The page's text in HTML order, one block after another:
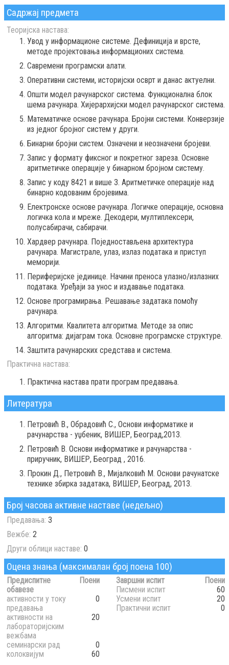
Садржај предмета
Теоријска настава:
Увод у информационе системе. Дефиниција и врсте,
методе пројектовања информационих система.
Савремени програмски алати.
Оперативни системи, историјски осврт и данас актуелни.
Општи модел рачунарског система. Функционална блок
шема рачунара. Хијерархијски модел рачунарског система.
Математичке основе рачунара. Бројни системи. Конверзије
из једног бројног систем у други.
Бинарни бројни систем. Означени и неозначени бројеви.
Запис у формату фиксног и покретног зареза. Основне
аритметичке операције у бинарном бројном систему.
Запис у коду 8421 и више 3. Аритметичке операције над
бинарно кодованим бројевима.
Електронске основе рачунара. Логичке операције, основна
логичка кола и мреже. Декодери, мултиплексери,
полусабирачи, сабирачи.
Хардвер рачунара. Поједностављена архитектура
рачунара. Магистрале, улаз, излаз података и приступ
меморији.
Периферијске јединице. Начини преноса улазно/излазних
података. Уређаји за унос и издавање података.
Основе програмирања. Решавање задатака помоћу
рачунара.
Алгоритми. Квалитета алгоритма. Методе за опис
алгоритма: дијаграм тока. Основне програмске структуре.
Заштита рачунарских средстава и система.
Практична настава:
Практична настава прати програм предавања.
Литература
Петровић В., Обрадовић С., Основи информатике и
рачунарства - уџбеник, ВИШЕР, Београд,2013.
Петровић В. Основи информатике и рачунарства -
приручник, ВИШЕР, Београд , 2016.
Прокин Д., Петровић В., Мијалковић М. Основи рачунатске
технике збирка задатака, ВИШЕР, Београд, 2013.
Број часова активне наставе (недељно)
Предавања: 3
Вежбе: 2
Други облици наставе: 0
Оцена знања (максималан број поена 100)
Предиспитне
обавезе
Поени
активности у току
предавања
0
активности на
лабораторијским
вежбама
20
семинарски рад
0
колоквијум
60
Завршни испит
Поени
Писмени испит
60
Усмени испит
20
Практични испит
0